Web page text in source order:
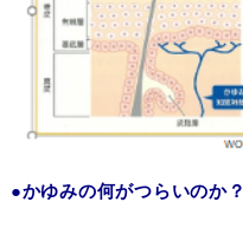
●かゆみの何がつらいのか？